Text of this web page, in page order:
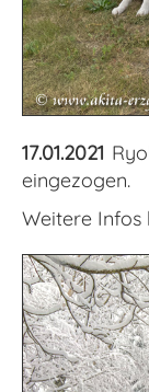
17.01.2021
eingezogen.
Weitere Infos